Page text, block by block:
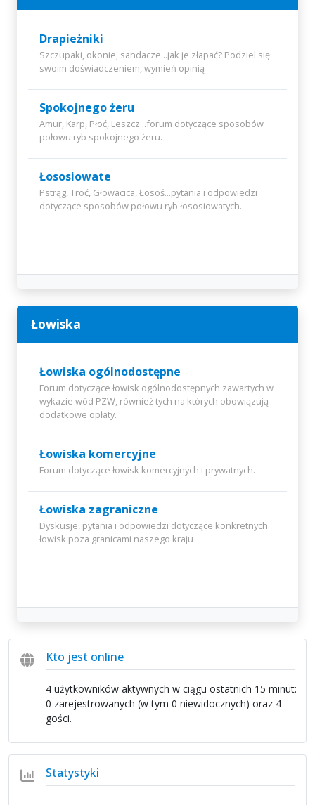
Drapieżniki
Szczupaki, okonie, sandacze...jak je złapać? Podziel się
swoim doświadczeniem, wymień opinią
Spokojnego żeru
Amur, Karp, Płoć, Leszcz...forum dotyczące sposobów
połowu ryb spokojnego żeru.
Łososiowate
Pstrąg, Troć, Głowacica, Łosoś...pytania i odpowiedzi
dotyczące sposobów połowu ryb łososiowatych.
Łowiska
Łowiska ogólnodostępne
Forum dotyczące łowisk ogólnodostępnych zawartych w
wykazie wód PZW, również tych na których obowiązują
dodatkowe opłaty.
Łowiska komercyjne
Forum dotyczące łowisk komercyjnych i prywatnych.
Łowiska zagraniczne
Dyskusje, pytania i odpowiedzi dotyczące konkretnych
łowisk poza granicami naszego kraju
Kto jest online
4 użytkowników aktywnych w ciągu ostatnich 15 minut:
0 zarejestrowanych (w tym 0 niewidocznych) oraz 4
gości.
Statystyki